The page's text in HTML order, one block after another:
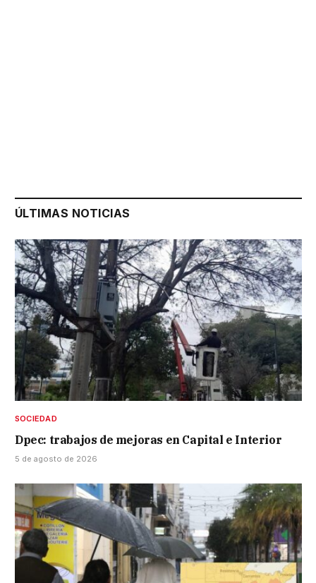
ÚLTIMAS NOTICIAS
SOCIEDAD
Dpec: trabajos de mejoras en Capital e Interior
5 de agosto de 2026